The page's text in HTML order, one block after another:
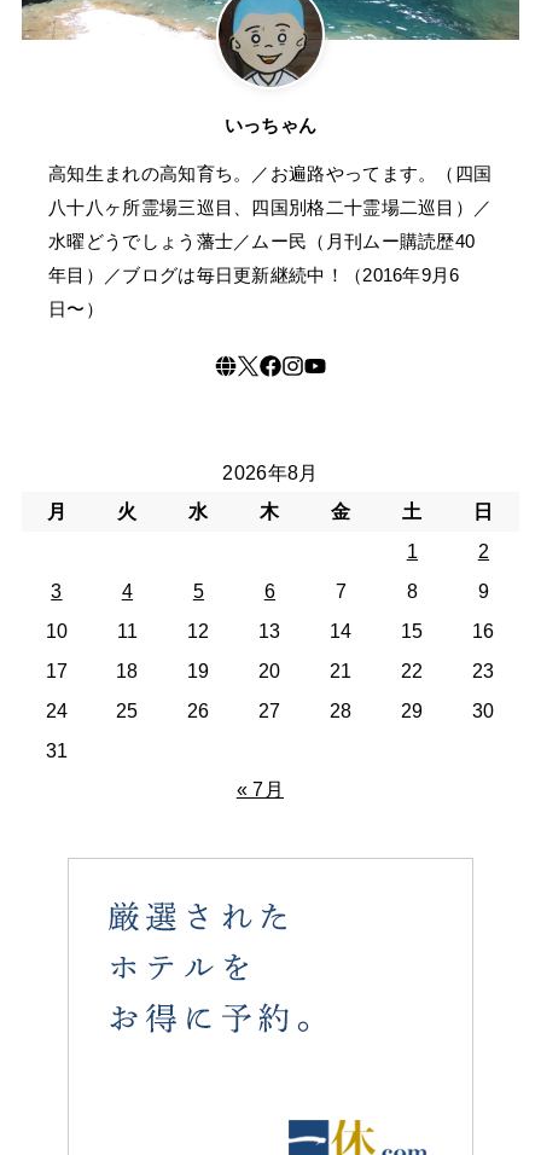
いっちゃん
高知生まれの高知育ち。／お遍路やってます。（四国
八十八ヶ所霊場三巡目、四国別格二十霊場二巡目）／
水曜どうでしょう藩士／ムー民（月刊ムー購読歴40
年目）／ブログは毎日更新継続中！（2016年9月6
日〜）
2026年8月
月
火 水 木 金 土
日
1
2
3
4 5 6 7 8
9
10
11 12 13 14 15
16
17
18 19 20 21 22
23
24
25 26 27 28 29
30
31
« 7月